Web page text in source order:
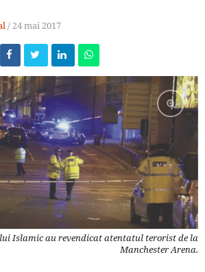
/24 mai 2017
Islamic au revendicat atentatul terorist de la
Manchester Arena.